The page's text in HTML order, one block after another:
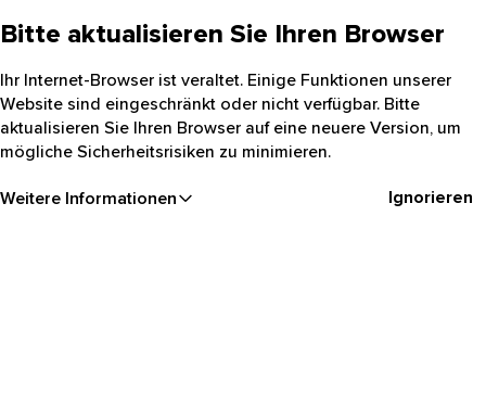
Bitte aktualisieren Sie Ihren Browser
Ihr Internet-Browser ist veraltet. Einige Funktionen unserer
Website sind eingeschränkt oder nicht verfügbar. Bitte
aktualisieren Sie Ihren Browser auf eine neuere Version, um
mögliche Sicherheitsrisiken zu minimieren.
Weitere Informationen Ignorieren